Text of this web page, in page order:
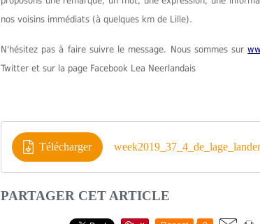
nos voisins immédiats (à quelques km de Lille).
N'hésitez pas à faire suivre le message. Nous sommes sur
Twitter et sur la page Facebook Lea Neerlandais
Télécharger
PARTAGER CET ARTICLE